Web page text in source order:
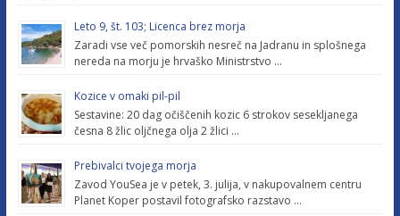
Leto 9, št. 103; Licenca brez morja
Zaradi vse več pomorskih nesreč na Jadranu in splošnega
nereda na morju je hrvaško Ministrstvo …
Kozice v omaki pil-pil
Sestavine: 20 dag očiščenih kozic 6 strokov sesekljanega
česna 8 žlic oljčnega olja 2 žlici …
Prebivalci tvojega morja
Zavod YouSea je v petek, 3. julija, v nakupovalnem centru
Planet Koper postavil fotografsko razstavo …